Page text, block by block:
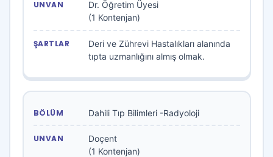
Dr. Öğretim Üyesi
(1 Kontenjan)
Deri ve Zührevi Hastalıkları alanında
tıpta uzmanlığını almış olmak.
Dahili Tıp Bilimleri -Radyoloji
Doçent
(1 Kontenjan)